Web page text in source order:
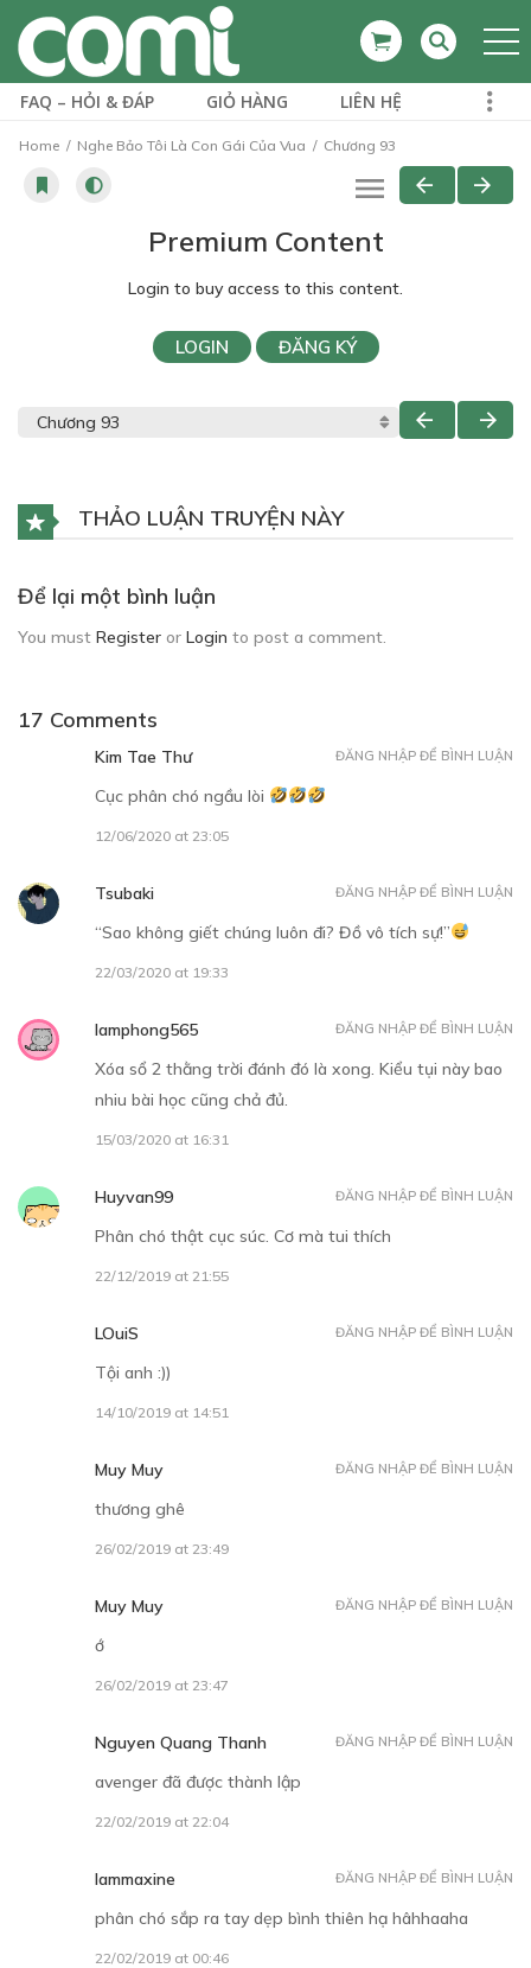
FAQ – HỎI & ĐÁP GIỎ HÀNG LIÊN HỆ
Home Nghe Bảo Tôi Là Con Gái Của Vua Chương 93
Premium Content
Login to buy access to this content.
LOGIN ĐĂNG KÝ
THẢO LUẬN TRUYỆN NÀY
Để lại một bình luận
You must Register or Login to post a comment.
17 Comments
Kim Tae Thư
Cục phân chó ngầu lòi
12/06/2020 at 23:05
ĐĂNG NHẬP ĐỂ BÌNH LUẬN
Tsubaki
“Sao không giết chúng luôn đi? Đồ vô tích sự!”
22/03/2020 at 19:33
ĐĂNG NHẬP ĐỂ BÌNH LUẬN
lamphong565
Xóa sổ 2 thằng trời đánh đó là xong. Kiểu tụi này bao
nhiu bài học cũng chả đủ.
15/03/2020 at 16:31
ĐĂNG NHẬP ĐỂ BÌNH LUẬN
Huyvan99
Phân chó thật cục súc. Cơ mà tui thích
22/12/2019 at 21:55
ĐĂNG NHẬP ĐỂ BÌNH LUẬN
LOuiS
Tội anh :))
14/10/2019 at 14:51
ĐĂNG NHẬP ĐỂ BÌNH LUẬN
Muy Muy
thương ghê
26/02/2019 at 23:49
ĐĂNG NHẬP ĐỂ BÌNH LUẬN
Muy Muy
ớ
26/02/2019 at 23:47
ĐĂNG NHẬP ĐỂ BÌNH LUẬN
Nguyen Quang Thanh
avenger đã được thành lập
22/02/2019 at 22:04
ĐĂNG NHẬP ĐỂ BÌNH LUẬN
lammaxine
phân chó sắp ra tay dẹp bình thiên hạ hâhhaaha
22/02/2019 at 00:46
ĐĂNG NHẬP ĐỂ BÌNH LUẬN